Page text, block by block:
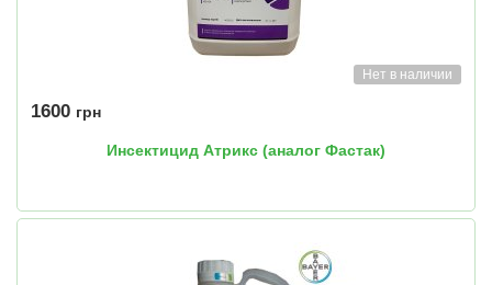
Нет в наличии
1600 грн
Инсектицид Атрикс (аналог Фастак)